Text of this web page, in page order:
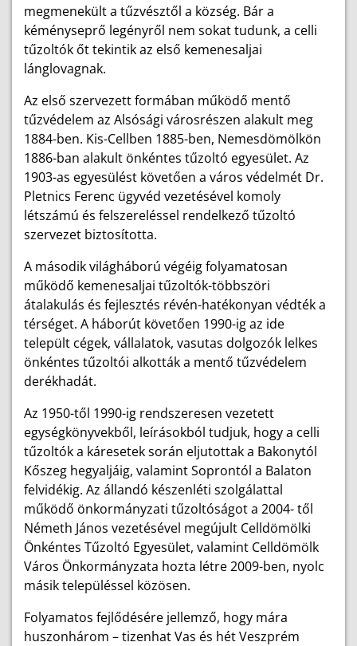
megmenekült a tűzvésztől a község. Bár a
kéményseprő legényről nem sokat tudunk, a celli
tűzoltók őt tekintik az első kemenesaljai
lánglovagnak.
Az első szervezett formában működő mentő
tűzvédelem az Alsósági városrészen alakult meg
1884-ben. Kis-Cellben 1885-ben, Nemesdömölkön
1886-ban alakult önkéntes tűzoltó egyesület. Az
1903-as egyesülést követően a város védelmét Dr.
Pletnics Ferenc ügyvéd vezetésével komoly
létszámú és felszereléssel rendelkező tűzoltó
szervezet biztosította.
A második világháború végéig folyamatosan
működő kemenesaljai tűzoltók-többszöri
átalakulás és fejlesztés révén-hatékonyan védték a
térséget. A háborút követően 1990-ig az ide
települt cégek, vállalatok, vasutas dolgozók lelkes
önkéntes tűzoltói alkották a mentő tűzvédelem
derékhadát.
Az 1950-től 1990-ig rendszeresen vezetett
egységkönyvekből, leírásokból tudjuk, hogy a celli
tűzoltók a káresetek során eljutottak a Bakonytól
Kőszeg hegyaljáig, valamint Soprontól a Balaton
felvidékig. Az állandó készenléti szolgálattal
működő önkormányzati tűzoltóságot a 2004- től
Németh János vezetésével megújult Celldömölki
Önkéntes Tűzoltó Egyesület, valamint Celldömölk
Város Önkormányzata hozta létre 2009-ben, nyolc
másik településsel közösen.
Folyamatos fejlődésére jellemző, hogy mára
huszonhárom – tizenhat Vas és hét Veszprém